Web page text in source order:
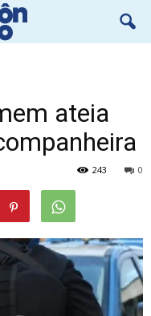
ateia
0
243